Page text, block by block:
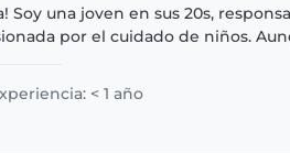
Soy una joven en sus 20s,
por el cuidado de niños.
< 1 año